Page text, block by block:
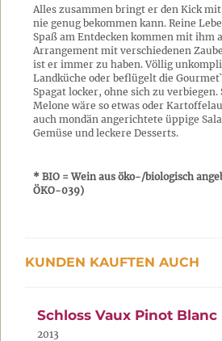
Alles zusammen bringt er den Kick
nie genug bekommen kann. Reine
Spaß am Entdecken kommen mit ihm
Arrangement mit verschiedenen
ist er immer zu haben. Völlig
Landküche oder beflügelt die
Spagat locker, ohne sich zu
Melone wäre so etwas oder
auch mondän angerichtete üppige
Gemüse und leckere Desserts.
* BIO = Wein aus öko-/biologisch
ÖKO-039)
KUNDEN KAUFTEN AUCH
Schloss Vaux Pinot Blanc
2013